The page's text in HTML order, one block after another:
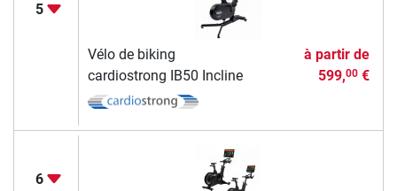
5
Vélo de biking
cardiostrong IB50 Incline
à partir de
599,00€
6